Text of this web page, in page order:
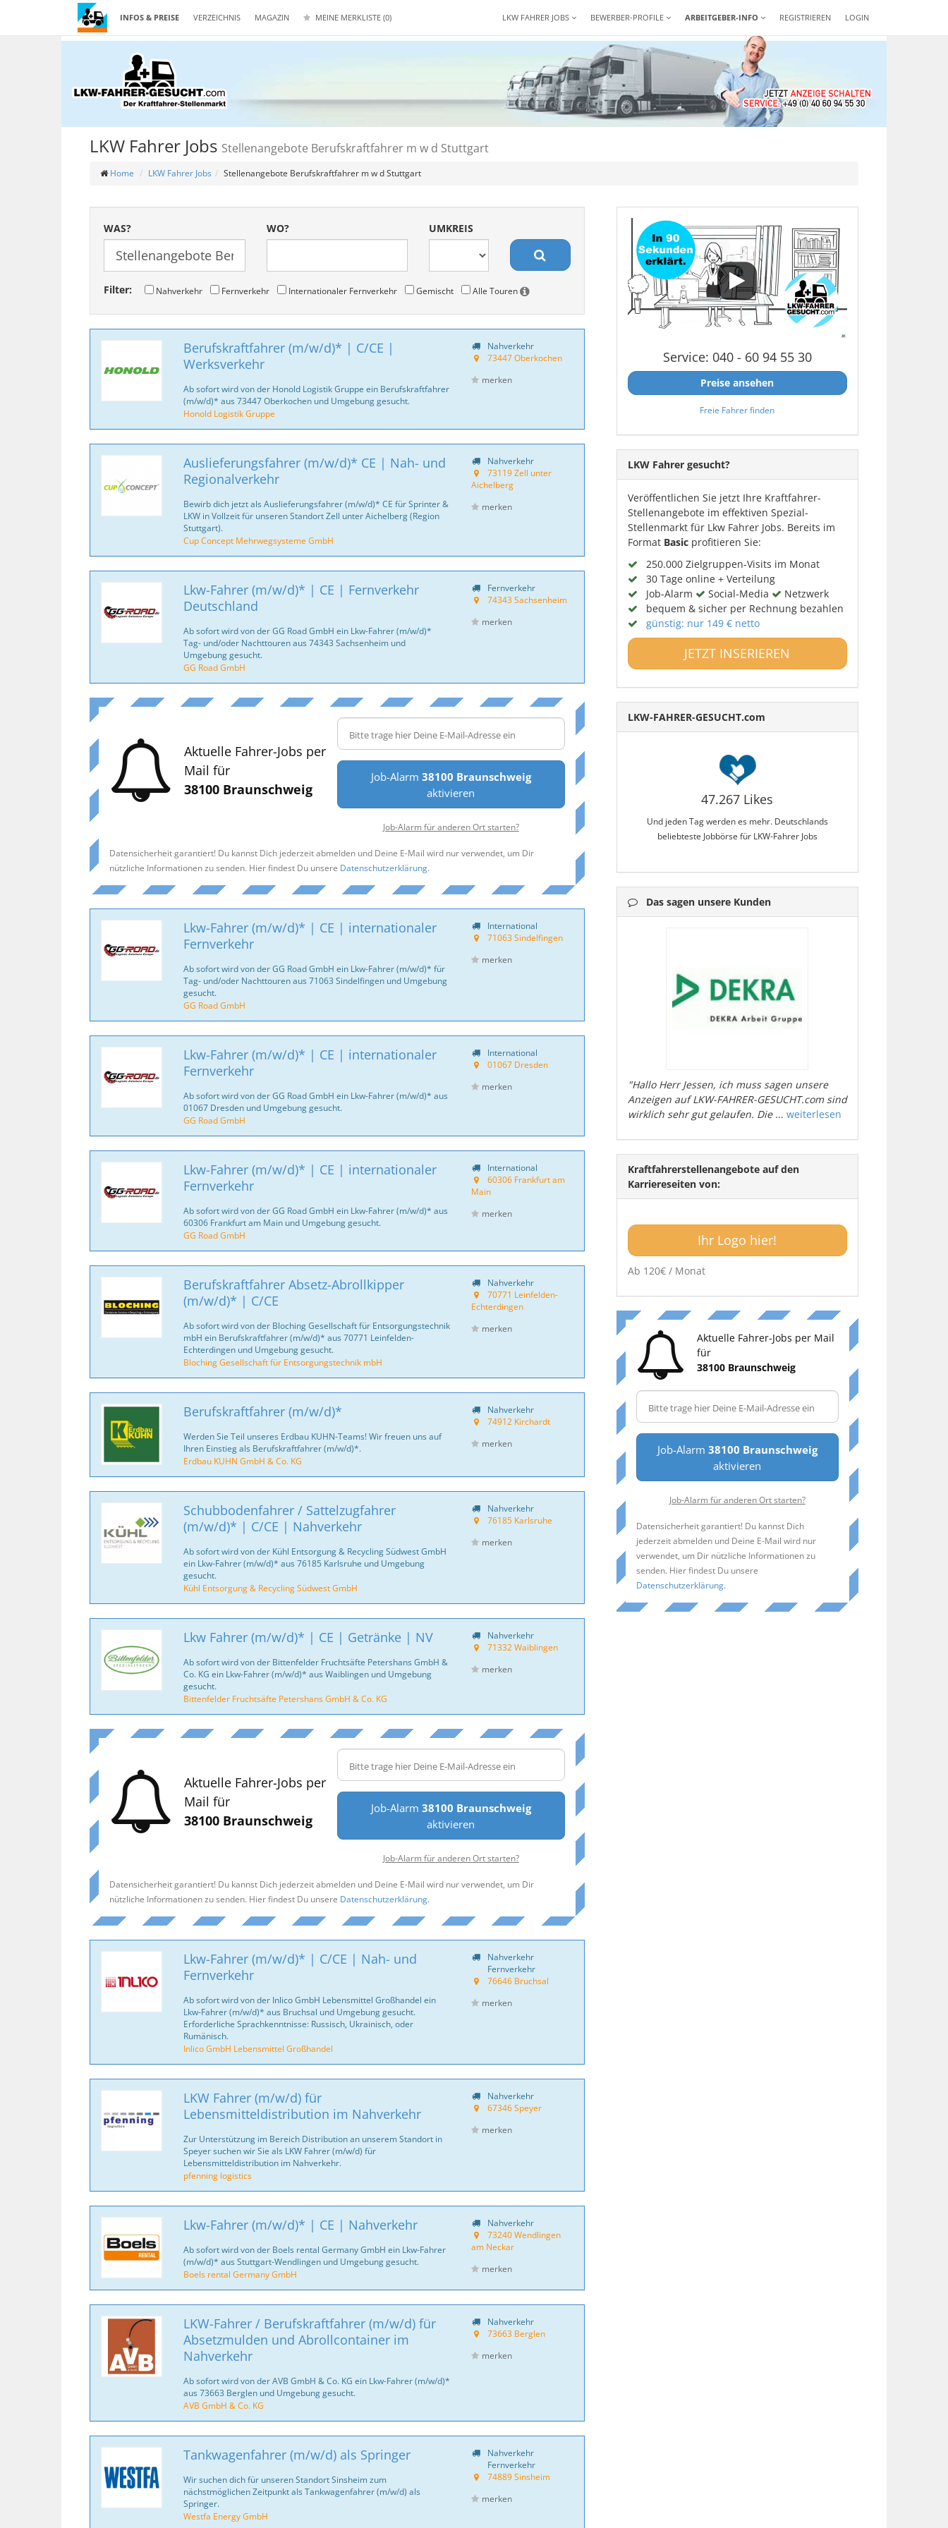
INFOS & PREISE VERZEICHNIS MAGAZIN MEINE MERKLISTE (0) REGISTRIEREN LOGIN
LKW FAHRER JOBS BEWERBER-PROFILE ARBEITGEBER-INFO
LKW Fahrer Jobs Stellenangebote Berufskraftfahrer m w d Stuttgart
Home LKW Fahrer Jobs Stellenangebote Berufskraftfahrer m w d Stuttgart
WAS? WO? UMKREIS
Filter: Nahverkehr Fernverkehr Internationaler Fernverkehr Gemischt Alle Touren
Berufskraftfahrer (m/w/d)* | C/CE |
Werksverkehr
Ab sofort wird von der Honold Logistik Gruppe ein Berufskraftfahrer
(m/w/d)* aus 73447 Oberkochen und Umgebung gesucht.
Honold Logistik Gruppe
Nahverkehr
73447 Oberkochen
merken
Auslieferungsfahrer (m/w/d)* CE | Nah- und
Regionalverkehr
Bewirb dich jetzt als Auslieferungsfahrer (m/w/d)* CE für Sprinter &
LKW in Vollzeit für unseren Standort Zell unter Aichelberg (Region
Stuttgart).
Cup Concept Mehrwegsysteme GmbH
Nahverkehr
73119 Zell unter
Aichelberg
merken
Lkw-Fahrer (m/w/d)* | CE | Fernverkehr
Deutschland
Ab sofort wird von der GG Road GmbH ein Lkw-Fahrer (m/w/d)*
Tag- und/oder Nachttouren aus 74343 Sachsenheim und
Umgebung gesucht.
GG Road GmbH
Fernverkehr
74343 Sachsenheim
merken
Aktuelle Fahrer-Jobs per
Mail für
38100 Braunschweig
Job-Alarm 38100 Braunschweig
aktivieren
Job-Alarm für anderen Ort starten?
Datensicherheit garantiert! Du kannst Dich jederzeit abmelden und Deine E-Mail wird nur verwendet, um Dir
nützliche Informationen zu senden. Hier findest Du unsere Datenschutzerklärung.
Lkw-Fahrer (m/w/d)* | CE | internationaler
Fernverkehr
Ab sofort wird von der GG Road GmbH ein Lkw-Fahrer (m/w/d)* für
Tag- und/oder Nachttouren aus 71063 Sindelfingen und Umgebung
gesucht.
GG Road GmbH
International
71063 Sindelfingen
merken
Lkw-Fahrer (m/w/d)* | CE | internationaler
Fernverkehr
Ab sofort wird von der GG Road GmbH ein Lkw-Fahrer (m/w/d)* aus
01067 Dresden und Umgebung gesucht.
GG Road GmbH
International
01067 Dresden
merken
Lkw-Fahrer (m/w/d)* | CE | internationaler
Fernverkehr
Ab sofort wird von der GG Road GmbH ein Lkw-Fahrer (m/w/d)* aus
60306 Frankfurt am Main und Umgebung gesucht.
GG Road GmbH
International
60306 Frankfurt am
Main
merken
Berufskraftfahrer Absetz-Abrollkipper
(m/w/d)* | C/CE
Ab sofort wird von der Bloching Gesellschaft für Entsorgungstechnik
mbH ein Berufskraftfahrer (m/w/d)* aus 70771 Leinfelden-
Echterdingen und Umgebung gesucht.
Bloching Gesellschaft für Entsorgungstechnik mbH
Nahverkehr
70771 Leinfelden-
Echterdingen
merken
Berufskraftfahrer (m/w/d)*
Werden Sie Teil unseres Erdbau KUHN-Teams! Wir freuen uns auf
Ihren Einstieg als Berufskraftfahrer (m/w/d)*.
Erdbau KUHN GmbH & Co. KG
Nahverkehr
74912 Kirchardt
merken
Schubbodenfahrer / Sattelzugfahrer
(m/w/d)* | C/CE | Nahverkehr
Ab sofort wird von der Kühl Entsorgung & Recycling Südwest GmbH
ein Lkw-Fahrer (m/w/d)* aus 76185 Karlsruhe und Umgebung
gesucht.
Kühl Entsorgung & Recycling Südwest GmbH
Nahverkehr
76185 Karlsruhe
merken
Lkw Fahrer (m/w/d)* | CE | Getränke | NV
Ab sofort wird von der Bittenfelder Fruchtsäfte Petershans GmbH &
Co. KG ein Lkw-Fahrer (m/w/d)* aus Waiblingen und Umgebung
gesucht.
Bittenfelder Fruchtsäfte Petershans GmbH & Co. KG
Nahverkehr
71332 Waiblingen
merken
Aktuelle Fahrer-Jobs per
Mail für
38100 Braunschweig
Job-Alarm 38100 Braunschweig
aktivieren
Job-Alarm für anderen Ort starten?
Datensicherheit garantiert! Du kannst Dich jederzeit abmelden und Deine E-Mail wird nur verwendet, um Dir
nützliche Informationen zu senden. Hier findest Du unsere Datenschutzerklärung.
Lkw-Fahrer (m/w/d)* | C/CE | Nah- und
Fernverkehr
Ab sofort wird von der Inlico GmbH Lebensmittel Großhandel ein
Lkw-Fahrer (m/w/d)* aus Bruchsal und Umgebung gesucht.
Erforderliche Sprachkenntnisse: Russisch, Ukrainisch, oder
Rumänisch.
Inlico GmbH Lebensmittel Großhandel
Nahverkehr
Fernverkehr
76646 Bruchsal
merken
LKW Fahrer (m/w/d) für
Lebensmitteldistribution im Nahverkehr
Zur Unterstützung im Bereich Distribution an unserem Standort in
Speyer suchen wir Sie als LKW Fahrer (m/w/d) für
Lebensmitteldistribution im Nahverkehr.
pfenning logistics
Nahverkehr
67346 Speyer
merken
Lkw-Fahrer (m/w/d)* | CE | Nahverkehr
Ab sofort wird von der Boels rental Germany GmbH ein Lkw-Fahrer
(m/w/d)* aus Stuttgart-Wendlingen und Umgebung gesucht.
Boels rental Germany GmbH
Nahverkehr
73240 Wendlingen
am Neckar
merken
LKW-Fahrer / Berufskraftfahrer (m/w/d) für
Absetzmulden und Abrollcontainer im
Nahverkehr
Ab sofort wird von der AVB GmbH & Co. KG ein Lkw-Fahrer (m/w/d)*
aus 73663 Berglen und Umgebung gesucht.
AVB GmbH & Co. KG
Nahverkehr
73663 Berglen
merken
Tankwagenfahrer (m/w/d) als Springer
Wir suchen dich für unseren Standort Sinsheim zum
nächstmöglichen Zeitpunkt als Tankwagenfahrer (m/w/d) als
Springer.
Westfa Energy GmbH
Nahverkehr
Fernverkehr
74889 Sinsheim
merken
Service: 040 - 60 94 55 30
Preise ansehen
Freie Fahrer finden
LKW Fahrer gesucht?
Veröffentlichen Sie jetzt Ihre Kraftfahrer-
Stellenangebote im effektiven Spezial-
Stellenmarkt für Lkw Fahrer Jobs. Bereits im
Format Basicprofitieren Sie:
250.000 Zielgruppen-Visits im Monat
30 Tage online + Verteilung
Job-Alarm
Social-Media
Netzwerk
bequem & sicher per Rechnung bezahlen
günstig: nur 149 € netto
JETZT INSERIEREN
LKW-FAHRER-GESUCHT.com
47.267 Likes
Und jeden Tag werden es mehr. Deutschlands
beliebteste Jobbörse für LKW-Fahrer Jobs
Das sagen unsere Kunden
"Hallo Herr Jessen, ich muss sagen unsere
Anzeigen auf LKW-FAHRER-GESUCHT.com sind
wirklich sehr gut gelaufen. Die... weiterlesen
Kraftfahrerstellenangebote auf den
Karriereseiten von:
Ihr Logo hier!
Ab 120€ / Monat
Aktuelle Fahrer-Jobs per Mail
für
38100 Braunschweig
Job-Alarm 38100 Braunschweig
aktivieren
Job-Alarm für anderen Ort starten?
Datensicherheit garantiert! Du kannst Dich
jederzeit abmelden und Deine E-Mail wird nur
verwendet, um Dir nützliche Informationen zu
senden. Hier findest Du unsere
Datenschutzerklärung.